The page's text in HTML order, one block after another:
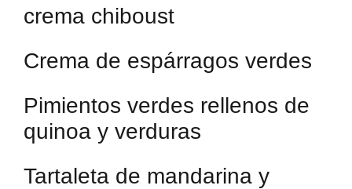
crema chiboust
Crema de espárragos verdes
Pimientos verdes rellenos de
quinoa y verduras
Tartaleta de mandarina y